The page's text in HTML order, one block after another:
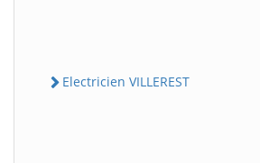
Electricien VILLEREST